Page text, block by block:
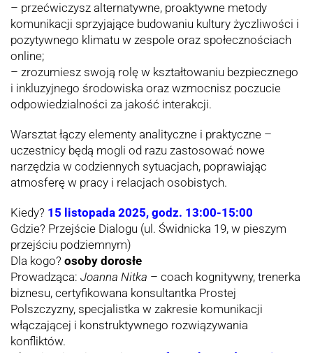
– przećwiczysz alternatywne, proaktywne metody
komunikacji sprzyjające budowaniu kultury życzliwości i
pozytywnego klimatu w zespole oraz społecznościach
online;
– zrozumiesz swoją rolę w kształtowaniu bezpiecznego
i inkluzyjnego środowiska oraz wzmocnisz poczucie
odpowiedzialności za jakość interakcji.
Warsztat łączy elementy analityczne i praktyczne –
uczestnicy będą mogli od razu zastosować nowe
narzędzia w codziennych sytuacjach, poprawiając
atmosferę w pracy i relacjach osobistych.
Kiedy? 15 listopada 2025, godz. 13:00-15:00
Gdzie? Przejście Dialogu (ul. Świdnicka 19, w pieszym
przejściu podziemnym)
Dla kogo? osoby dorosłe
Prowadząca: Joanna Nitka – coach kognitywny, trenerka
biznesu, certyfikowana konsultantka Prostej
Polszczyzny, specjalistka w zakresie komunikacji
włączającej i konstruktywnego rozwiązywania
konfliktów.